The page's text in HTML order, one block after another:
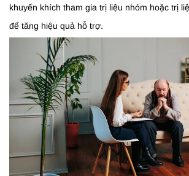
khuyến khích tham gia trị liệu nhóm hoặc trị
để tăng hiệu quả hỗ trợ.